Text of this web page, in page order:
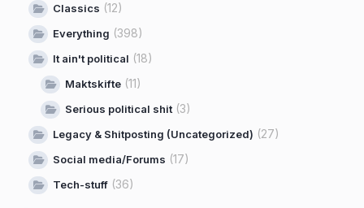
Classics (12)
Everything (398)
It ain't political (18)
Maktskifte (11)
Serious political shit(3)
Legacy & Shitposting (Uncategorized) (27)
Social media/Forums (17)
Tech-stuff (36)